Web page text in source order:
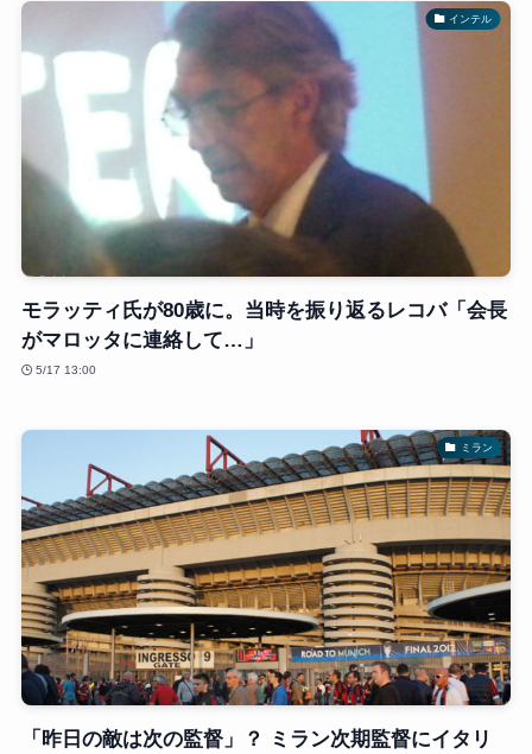
インテル
モラッティ氏が80歳に。当時を振り返るレコバ「会長
がマロッタに連絡して…」
5/17 13:00
ミラン
「昨日の敵は次の監督」？ ミラン次期監督にイタリ